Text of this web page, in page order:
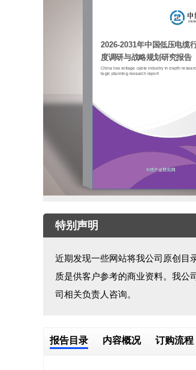
2026-2031年中国低压电缆
度调研与战略规划研究报告
China low voltage cable industry in depth
tegic planning research report
特别声明
近期发现一些网站将我公司原创目
质是供客户参考的商业资料。我公
司相关负责人咨询。
报告目录 内容概况 订购流程